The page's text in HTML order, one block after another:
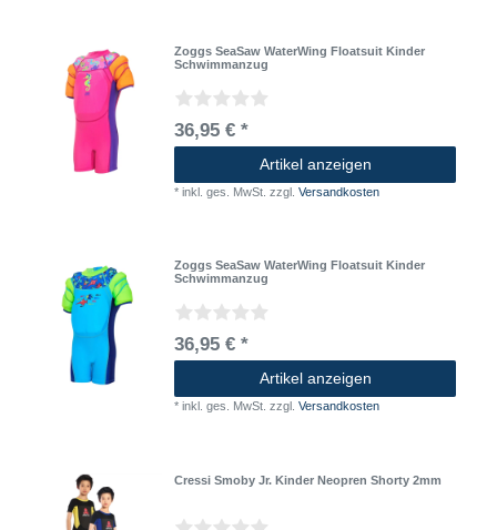
Zoggs SeaSaw WaterWing Floatsuit Kinder
Schwimmanzug
36,95 € *
Artikel anzeigen
*inkl. ges. MwSt. zzgl.Versandkosten
Zoggs SeaSaw WaterWing Floatsuit Kinder
Schwimmanzug
36,95 € *
Artikel anzeigen
*inkl. ges. MwSt. zzgl.Versandkosten
Cressi Smoby Jr. Kinder Neopren Shorty 2mm